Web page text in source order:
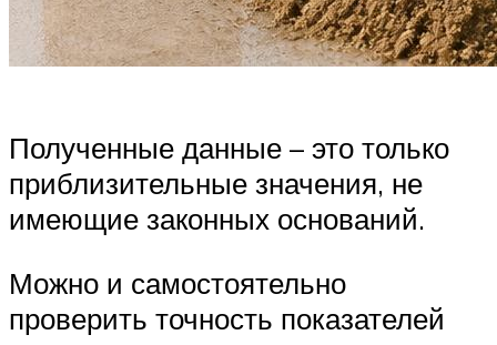
Полученные данные – это только
приблизительные значения, не
имеющие законных оснований.
Можно и самостоятельно
проверить точность показателей